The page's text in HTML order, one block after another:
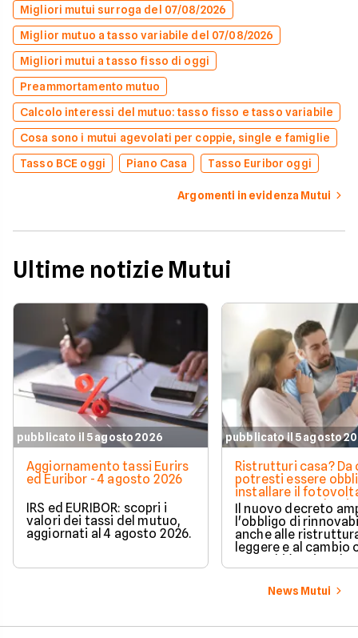
Migliori mutui surroga del 07/08/2026
Miglior mutuo a tasso variabile del 07/08/2026
Migliori mutui a tasso fisso di oggi
Preammortamento mutuo
Calcolo interessi del mutuo: tasso fisso e tasso variabile
Cosa sono i mutui agevolati per coppie, single e famiglie
Tasso BCE oggi
Piano Casa Tasso Euribor oggi
Argomenti in evidenza Mutui
Ultime notizie Mutui
pubblicato il 5 agosto 2026
Aggiornamento tassi Eurirs
ed Euribor - 4 agosto 2026
IRS ed EURIBOR: scopri i
valori dei tassi del mutuo,
aggiornati al 4 agosto 2026.
pubblicato il 5 agosto
Ristrutturi casa? Da
potresti essere
installare il
nuova norma che
milioni di italiani
Il nuovo decreto
l'obbligo di
anche alle
leggere e al cambio
cambia in pratica.
News Mutui